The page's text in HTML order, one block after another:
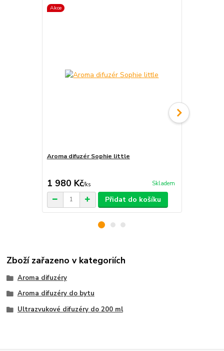
Akce
Aroma difuzér Sophie little
1 980 Kč/ks Skladem
Přidat do košíku
Zboží zařazeno v kategoriích
Aroma difuzéry
Aroma difuzéry do bytu
Ultrazvukové difuzéry do 200 ml